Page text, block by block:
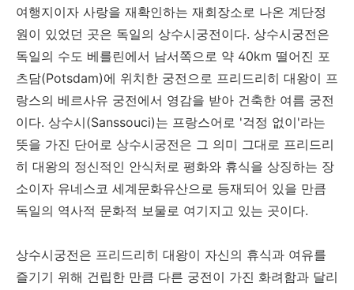
여행지이자 사랑을 재확인하는 재회장소로 나온 계단정
원이 있었던 곳은 독일의 상수시궁전이다. 상수시궁전은
독일의 수도 베를린에서 남서쪽으로 약 40km 떨어진 포
츠담(Potsdam)에 위치한 궁전으로 프리드리히 대왕이 프
랑스의 베르사유 궁전에서 영감을 받아 건축한 여름 궁전
이다. 상수시(Sanssouci)는 프랑스어로 '걱정 없이'라는
뜻을 가진 단어로 상수시궁전은 그 의미 그대로 프리드리
히 대왕의 정신적인 안식처로 평화와 휴식을 상징하는 장
소이자 유네스코 세계문화유산으로 등재되어 있을 만큼
독일의 역사적 문화적 보물로 여기지고 있는 곳이다.
상수시궁전은 프리드리히 대왕이 자신의 휴식과 여유를
즐기기 위해 건립한 만큼 다른 궁전이 가진 화려함과 달리